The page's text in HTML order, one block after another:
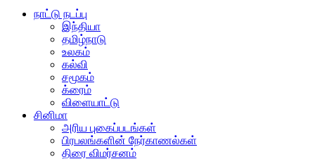
நாட்டு நடப்பு
இந்தியா
தமிழ்நாடு
உலகம்
கல்வி
சமூகம்
க்ரைம்
விளையாட்டு
சினிமா
அரிய புகைப்படங்கள்
பிரபலங்களின் நேர்காணல்கள்
திரை விமர்சனம்